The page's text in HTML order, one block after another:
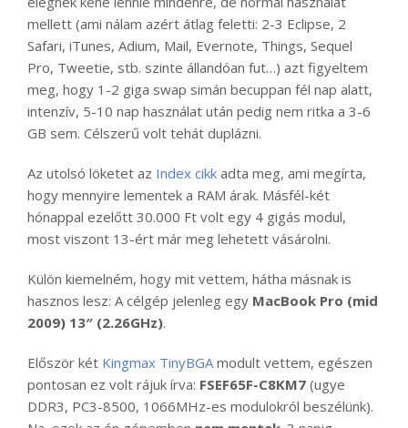
mellett (ami nálam azért átlag feletti: 2-3 Eclipse, 2
Safari, iTunes, Adium, Mail, Evernote, Things, Sequel
Pro, Tweetie, stb. szinte állandóan fut…) azt figyeltem
meg, hogy 1-2 giga swap simán becuppan fél nap alatt,
intenzív, 5-10 nap használat után pedig nem ritka a 3-6
GB sem. Célszerű volt tehát duplázni.
Az utolsó löketet az Index cikk adta meg, ami megírta,
hogy mennyire lementek a RAM árak. Másfél-két
hónappal ezelőtt 30.000 Ft volt egy 4 gigás modul,
most viszont 13-ért már meg lehetett vásárolni.
Külön kiemelném, hogy mit vettem, hátha másnak is
hasznos lesz: A célgép jelenleg egy MacBook Pro (mid
2009) 13″ (2.26GHz).
Először két Kingmax TinyBGAmodult vettem, egészen
pontosan ez volt rájuk írva: FSEF65F-C8KM7 (ugye
DDR3, PC3-8500, 1066MHz-es modulokról beszélünk).